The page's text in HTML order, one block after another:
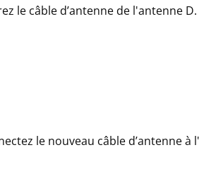
le câble d’antenne de l'antenne D.
le nouveau câble d’antenne à